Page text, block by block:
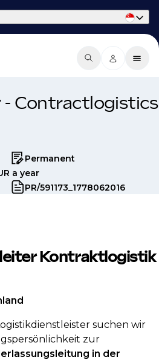
- Contractlogistics
Permanent
a year
PR/591173_1778062016
Kontraktlogistik
suchen wir
zur
in der